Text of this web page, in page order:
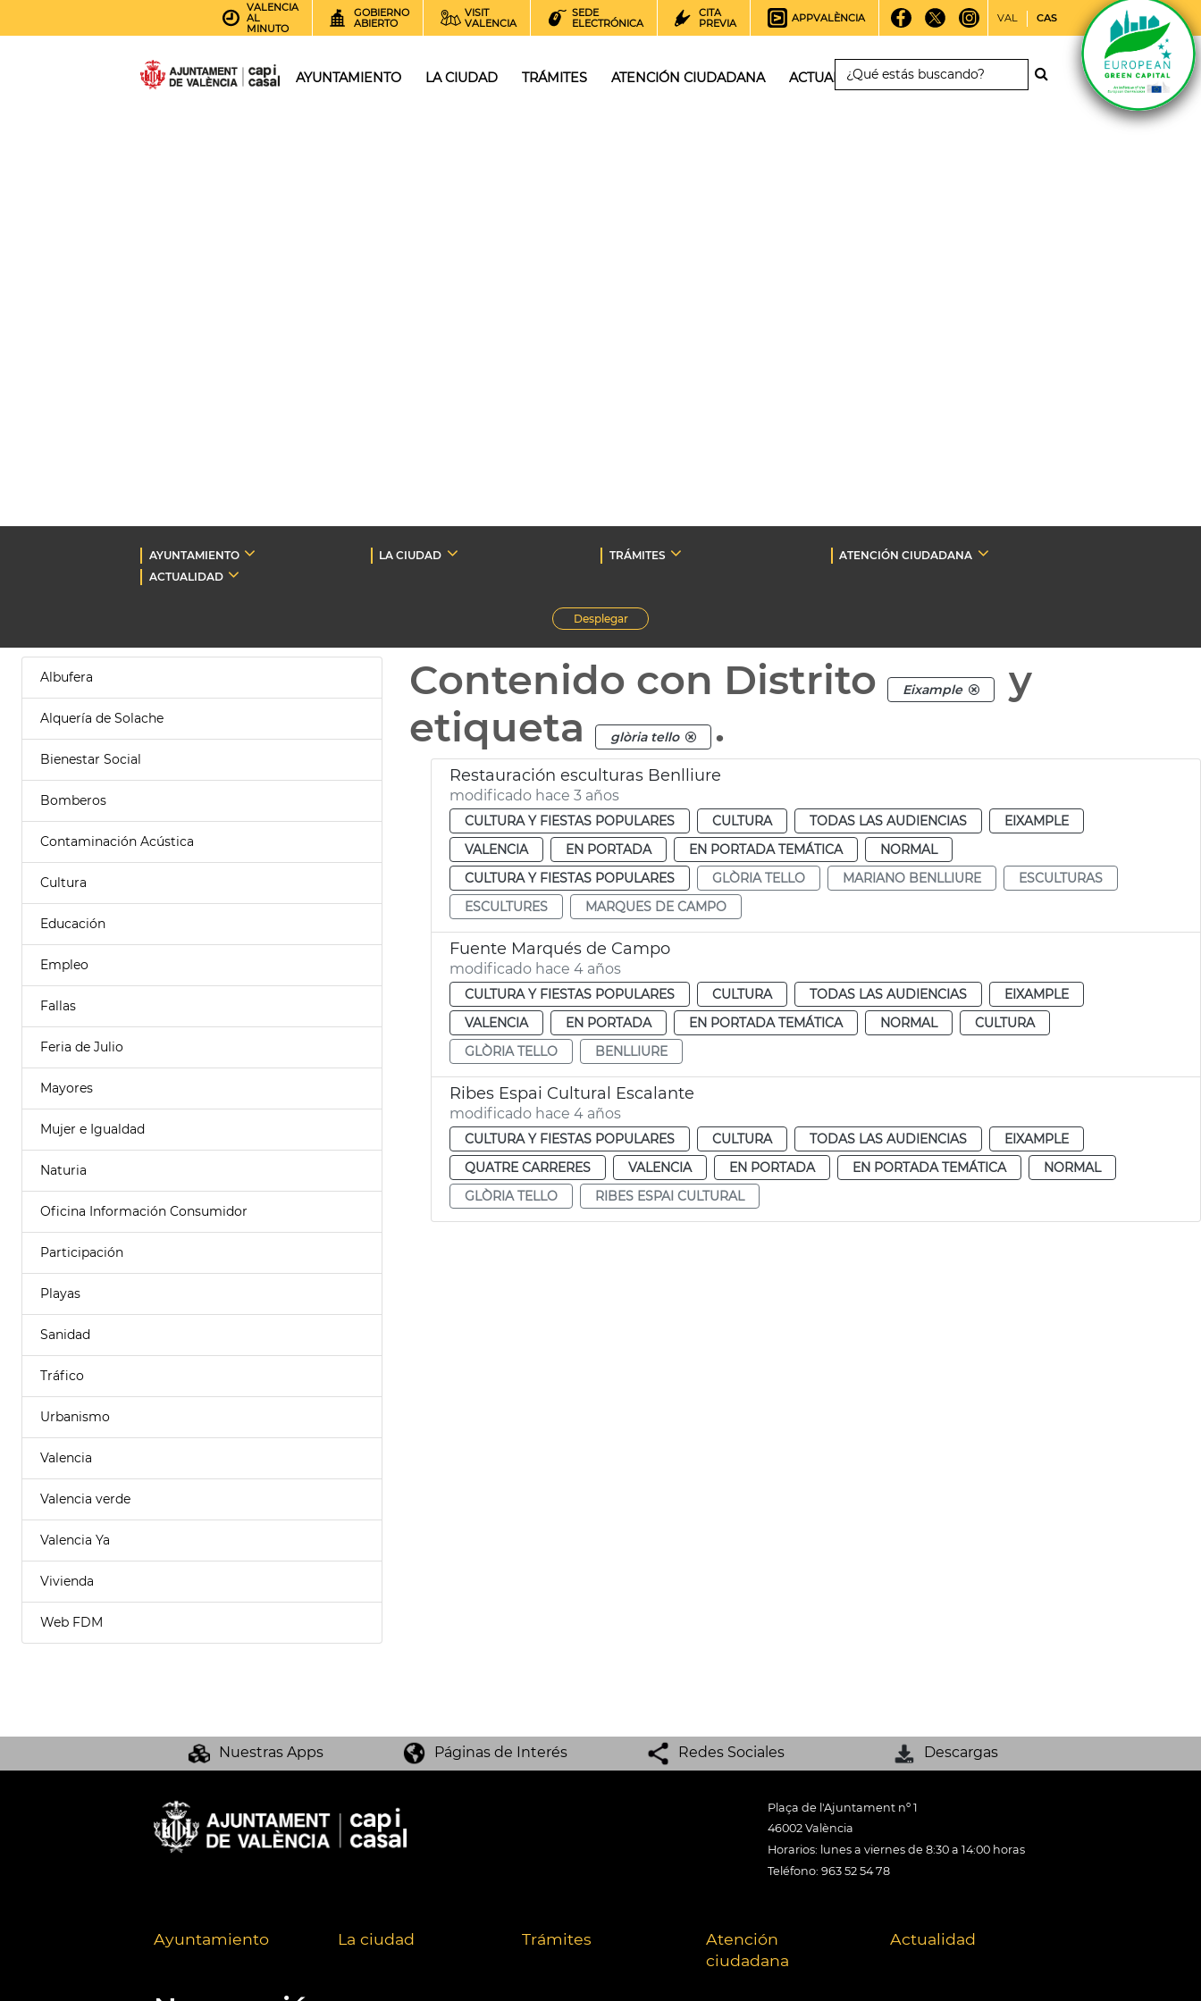
VALENCIA
AL
MINUTO
GOBIERNO
ABIERTO
VISIT
VALENCIA
SEDE
ELECTRÓNICA
CITA
PREVIA
APPVALÈNCIA VAL CAS
AYUNTAMIENTO LA CIUDAD TRÁMITES ATENCIÓN CIUDADANA ACTUALIDAD
AYUNTAMIENTO LA CIUDAD TRÁMITES
ATENCIÓN CIUDADANA
ACTUALIDAD
Desplegar
Albufera
Alquería de Solache
Bienestar Social
Bomberos
Contaminación Acústica
Cultura
Educación
Empleo
Fallas
Feria de Julio
Mayores
Mujer e Igualdad
Naturia
Oficina Información Consumidor
Participación
Playas
Sanidad
Tráfico
Urbanismo
Valencia
Valencia verde
Valencia Ya
Vivienda
Web FDM
Contenido con Distrito Eixample
y
etiqueta
glòria tello .
Restauración esculturas Benlliure
modificado hace 3 años
CULTURA Y FIESTAS POPULARES CULTURA TODAS LAS AUDIENCIAS
EIXAMPLE
VALENCIA
EN PORTADA EN PORTADA TEMÁTICA
NORMAL
CULTURA Y FIESTAS POPULARES
GLÒRIA TELLO MARIANO BENLLIURE
ESCULTURAS
ESCULTURES
MARQUES DE CAMPO
Fuente Marqués de Campo
modificado hace 4 años
CULTURA Y FIESTAS POPULARES CULTURA TODAS LAS AUDIENCIAS
EIXAMPLE
VALENCIA
EN PORTADA EN PORTADA TEMÁTICA NORMAL
CULTURA
GLÒRIA TELLO
BENLLIURE
Ribes Espai Cultural Escalante
modificado hace 4 años
CULTURA Y FIESTAS POPULARES CULTURA TODAS LAS AUDIENCIAS
EIXAMPLE
QUATRE CARRERES
VALENCIA EN PORTADA EN PORTADA TEMÁTICA
NORMAL
GLÒRIA TELLO
RIBES ESPAI CULTURAL
Nuestras Apps Páginas de Interés Redes Sociales Descargas
Plaça de l'Ajuntament nº 1
46002 València
Horarios: lunes a viernes de 8:30 a 14:00 horas
Teléfono: 963 52 54 78
Ayuntamiento La ciudad Trámites
Atención
ciudadana
Actualidad